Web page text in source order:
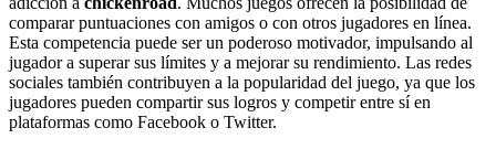
comparar puntuaciones con amigos o con otros jugadores en línea.
Esta competencia puede ser un poderoso motivador, impulsando al
jugador a superar sus límites y a mejorar su rendimiento. Las redes
sociales también contribuyen a la popularidad del juego, ya que los
jugadores pueden compartir sus logros y competir entre sí en
plataformas como Facebook o Twitter.